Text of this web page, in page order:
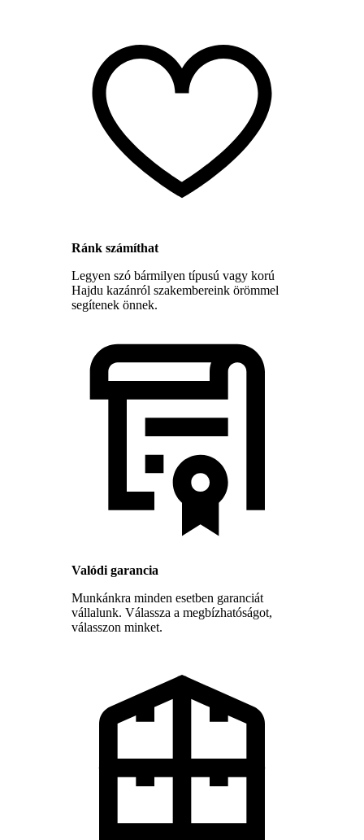
Ránk számíthat
Legyen szó bármilyen típusú vagy korú
Hajdu kazánról szakembereink örömmel
segítenek önnek.
Valódi garancia
Munkánkra minden esetben garanciát
vállalunk. Válassza a megbízhatóságot,
válasszon minket.